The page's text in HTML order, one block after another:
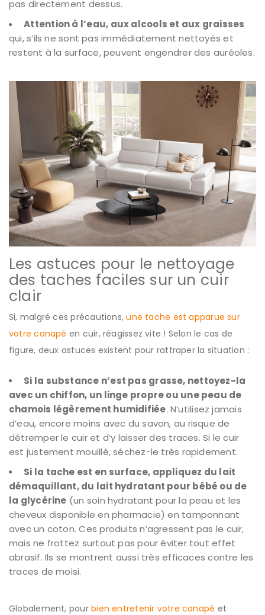
pas directement dessus.
Attention à l’eau, aux alcools et aux graisses
qui, s’ils ne sont pas immédiatement nettoyés et
restent à la surface, peuvent engendrer des auréoles.
Les astuces pour le nettoyage
des taches faciles sur un cuir
clair
Si, malgré ces précautions,une tache est apparue sur
votre canapé en cuir, réagissez vite ! Selon le cas de
figure, deux astuces existent pour rattraper la situation :
Si la substance n’est pas grasse, nettoyez-la
avec un chiffon, un linge propre ou une peau de
chamois légèrement humidifiée. N’utilisez jamais
d’eau, encore moins avec du savon, au risque de
détremper le cuir et d’y laisser des traces. Si le cuir
est justement mouillé, séchez-le très rapidement.
Si la tache est en surface, appliquez du lait
démaquillant, du lait hydratant pour bébé ou de
la glycérine (un soin hydratant pour la peau et les
cheveux disponible en pharmacie) en tamponnant
avec un coton. Ces produits n’agressent pas le cuir,
mais ne frottez surtout pas pour éviter tout effet
abrasif. Ils se montrent aussi très efficaces contre les
traces de moisi.
Globalement, pourbien entretenir votre canapé et